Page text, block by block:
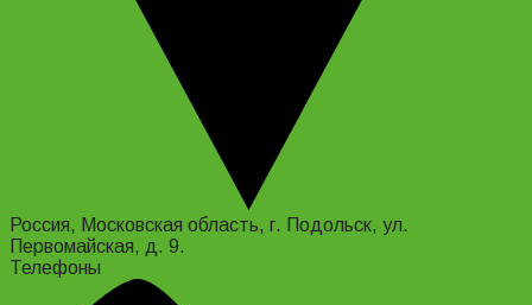
Россия, Московская область, г. Подольск, ул.
Первомайская, д. 9.
Телефоны